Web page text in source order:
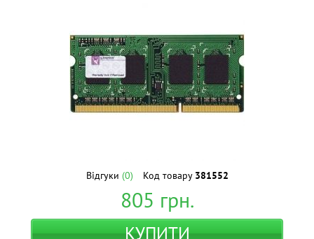
Відгуки (0) Код товару 381552
805 грн.
КУПИТИ